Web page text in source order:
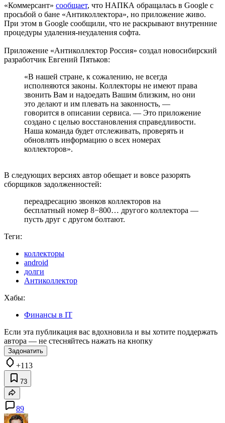
«Коммерсант» сообщает, что НАПКА обращалась в Google с
просьбой о бане «Антиколлектора», но приложение живо.
При этом в Google сообщили, что не раскрывают внутренние
процедуры удаления-неудаления софта.
Приложение «Антиколлектор Россия» создал новосибирский
разработчик Евгений Пятьков:
«В нашей стране, к сожалению, не всегда
исполняются законы. Коллекторы не имеют права
звонить Вам и надоедать Вашим близким, но они
это делают и им плевать на законность, —
говорится в описании сервиса. — Это приложение
создано с целью восстановления справедливости.
Наша команда будет отслеживать, проверять и
обновлять информацию о всех номерах
коллекторов».
В следующих версиях автор обещает и вовсе разорять
сборщиков задолженностей:
переадресацию звонков коллекторов на
бесплатный номер 8−800… другого коллектора —
пусть друг с другом болтают.
Теги:
коллекторы
android
долги
Антиколлектор
Хабы:
Финансы в IT
Если эта публикация вас вдохновила и вы хотите поддержать
автора — не стесняйтесь нажать на кнопку
Задонатить
+113
73
89